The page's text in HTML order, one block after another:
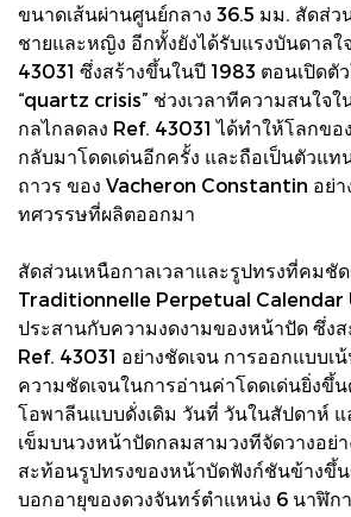
ขนาดเส้นผ่านศูนย์กลาง 36.5 มม. สัดส่
ชายและหญิง อีกทั้งยังได้รับแรงบันดาลใ
43031 ซึ่งสร้างขึ้นในปี 1983 ตอนเปิดตั
“quartz crisis” ช่วงเวลาทีความสนใจ
กลไกลดลง Ref. 43031 ได้ทําให้โลกขอ
กลับมาโดดเด่นอีกครั้ง และถือเป็นตัวแ
ถาวร ของ Vacheron Constantin อย่า
ทศวรรษที่ผลิตออกมา
สัดส่วนเหนือกาลเวลาและรูปทรงที่คมชั
Traditionnelle Perpetual Calendar
ประสานกับความงดงามของหน้าปัด ซึ่ง
Ref. 43031 อย่างชัดเจน การออกแบบเ
ความชัดเจนในการอ่านค่าโดดเด่นยิ่งขึ้
โอพาลีนแบบดั่งเดิม วันที่ วันในสัปดาห์ แ
เข็มบนวงหน้าปัดกลมสามวงทีจัดวางอย่
สะท้อนรูปทรงของหน้าบัดฟังก์ชันข้างขึ้
บอกอายุของดวงจันทร์ตําแหน่ง 6 นาฬิกา